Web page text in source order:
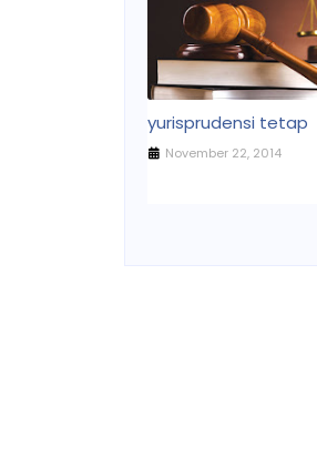
yurisprudensi tetap
November 22, 2014